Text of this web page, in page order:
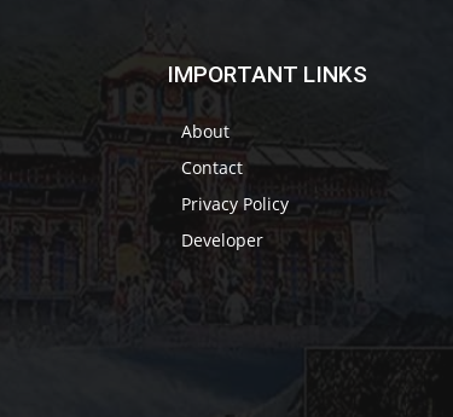
IMPORTANT LINKS
About
Contact
Privacy Policy
Developer